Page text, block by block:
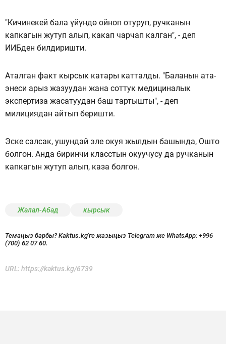
"Кичинекей бала үйүндө ойноп отуруп, ручканын
капкагын жутуп алып, какап чарчап калган", - деп
ИИБден билдиришти.
Аталган факт кырсык катары катталды. "Баланын ата-
энеси арыз жазуудан жана соттук медициналык
экспертиза жасатуудан баш тартышты", - деп
милициядан айтып беришти.
Эске салсак, ушундай эле окуя жылдын башында, Ошто
болгон. Анда биринчи класстын окуучусу да ручканын
капкагын жутуп алып, каза болгон.
Жалал-Абад кырсык
Темаңыз барбы? Kaktus.kg'ге жазыңыз Telegram же WhatsApp: +996
(700) 62 07 60.
URL: https://kaktus.kg/6739